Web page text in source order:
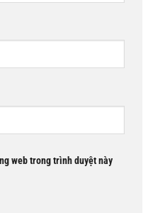
web trong trình duyệt này